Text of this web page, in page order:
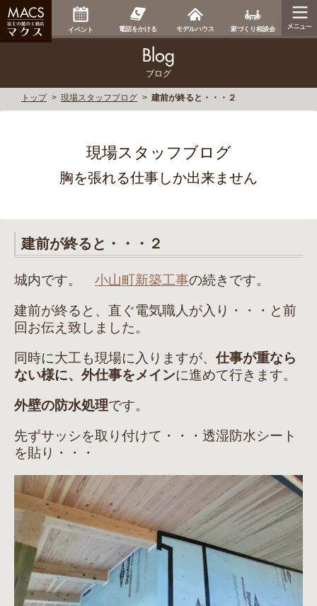
イベント 電話をかける モデルハウス 家づくり相談会
ブログ
トップ 現場スタッフブログ 建前が終ると・・・２
現場スタッフブログ
胸を張れる仕事しか出来ません
建前が終ると・・・２
城内です。 小山町新築工事の続きです。
建前が終ると、直ぐ電気職人が入り・・・と前
回お伝え致しました。
同時に大工も現場に入りますが、 仕事が重なら
ない様に、外仕事をメインに進めて行きます。
外壁の防水処理です。
先ずサッシを取り付けて・・・透湿防水シート
を貼り・・・